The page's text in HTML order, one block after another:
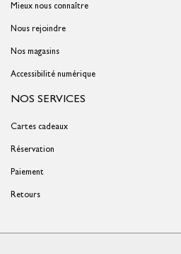
Mieux nous connaître
Nous rejoindre
Nos magasins
Accessibilité numérique
NOS SERVICES
Cartes cadeaux
Réservation
Paiement
Retours